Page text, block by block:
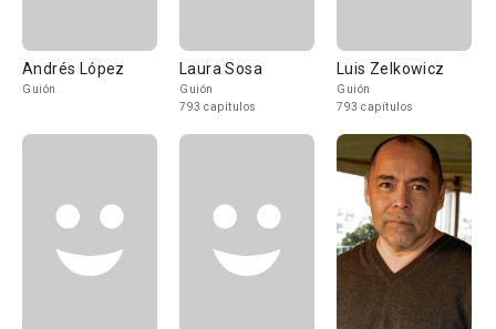
Andrés López
Guión
Laura Sosa
Guión
793 capítulos
Luis Zelkowicz
Guión
793 capítulos